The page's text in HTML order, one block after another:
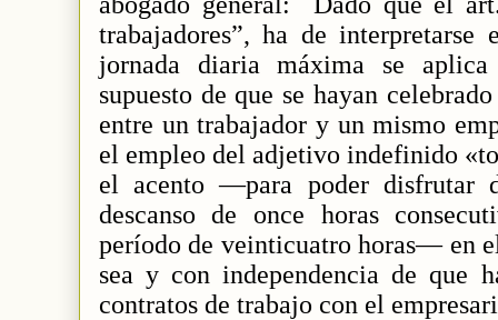
trabajadores”, ha de
jornada diaria máxima se
supuesto de que se hayan
entre un trabajador y un mismo
el empleo del adjetivo indefinido
el acento —para poder disfrutar
descanso de once horas
período de veinticuatro horas— en
sea y con independencia de que
contratos de trabajo con el